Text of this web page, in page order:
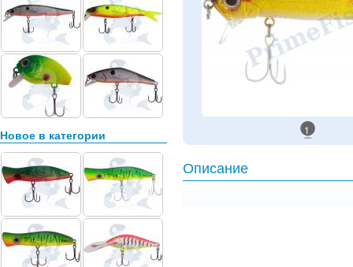
Новое в категории 1
Описание